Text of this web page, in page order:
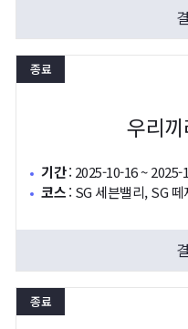
종료
우리
기간: 2025-10-16 ~ 2025-
코스: SG 세븐밸리, SG
종료